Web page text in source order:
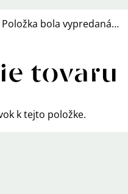
Položka bola vypredaná…
tovaru
k tejto položke.